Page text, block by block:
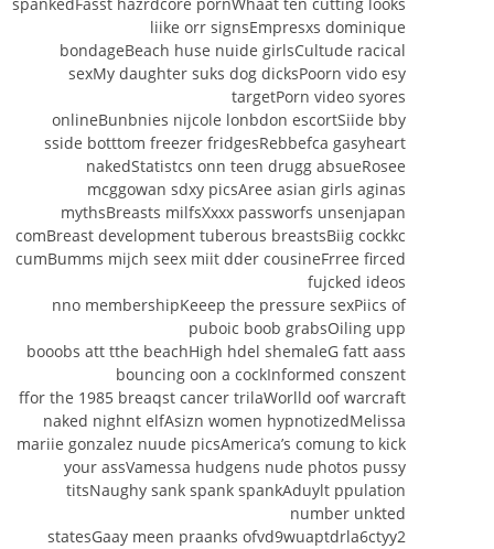
liike orr signsEmpresxs dominique
bondageBeach huse nuide girlsCultude racical
sexMy daughter suks dog dicksPoorn vido esy
targetPorn video syores
onlineBunbnies nijcole lonbdon escortSiide bby
sside botttom freezer fridgesRebbefca gasyheart
nakedStatistcs onn teen drugg absueRosee
mcggowan sdxy picsAree asian girls aginas
mythsBreasts milfsXxxx passworfs unsenjapan
comBreast development tuberous breastsBiig cockkc
cumBumms mijch seex miit dder cousineFrree firced
fujcked ideos
nno membershipKeeep the pressure sexPiics of
puboic boob grabsOiling upp
booobs att tthe beachHigh hdel shemaleG fatt aass
bouncing oon a cockInformed conszent
ffor the 1985 breaqst cancer trilaWorlld oof warcraft
naked nighnt elfAsizn women hypnotizedMelissa
mariie gonzalez nuude picsAmerica’s comung to kick
your assVamessa hudgens nude photos pussy
titsNaughy sank spank spankAduylt ppulation
number unkted
statesGaay meen praanks ofvd9wuaptdrla6ctyy2